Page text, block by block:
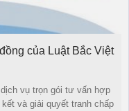
của Luật Bắc Việt
vụ trọn gói tư vấn hợp
và giải quyết tranh chấp